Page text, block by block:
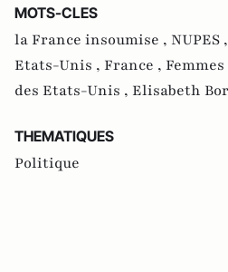
MOTS-CLES
la France insoumise , NUPES ,
Etats-Unis , France , Femmes
des Etats-Unis , Elisabeth
THEMATIQUES
Politique